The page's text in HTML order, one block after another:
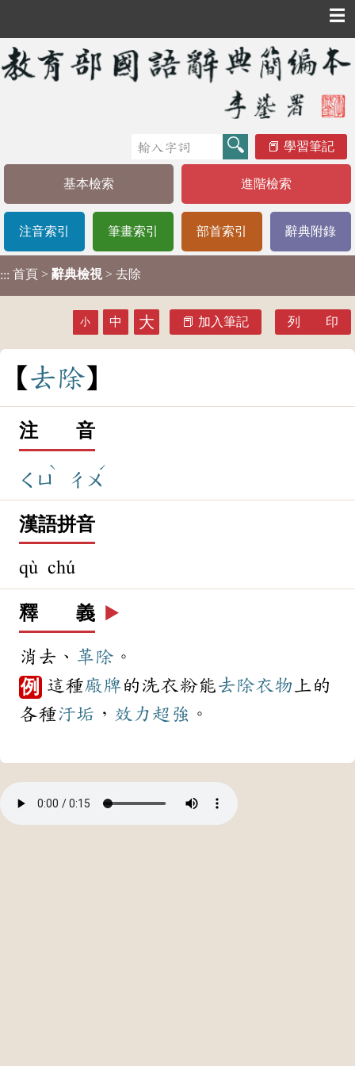
☰
學習筆記
基本檢索 進階檢索
注音索引 筆畫索引 部首索引 辭典附錄
::: 首頁 > 辭典檢視 > 去除
小 中 大 加入筆記 列 印
去除
注 音
ㄑㄩ
ˋ
ㄔㄨ
ˊ
漢語拼音
qù chú
釋 義 ▶️
消去、 革除 。
例 這種廠牌的洗衣粉能去除衣物 上的
各種汙垢 ， 效力 超強 。